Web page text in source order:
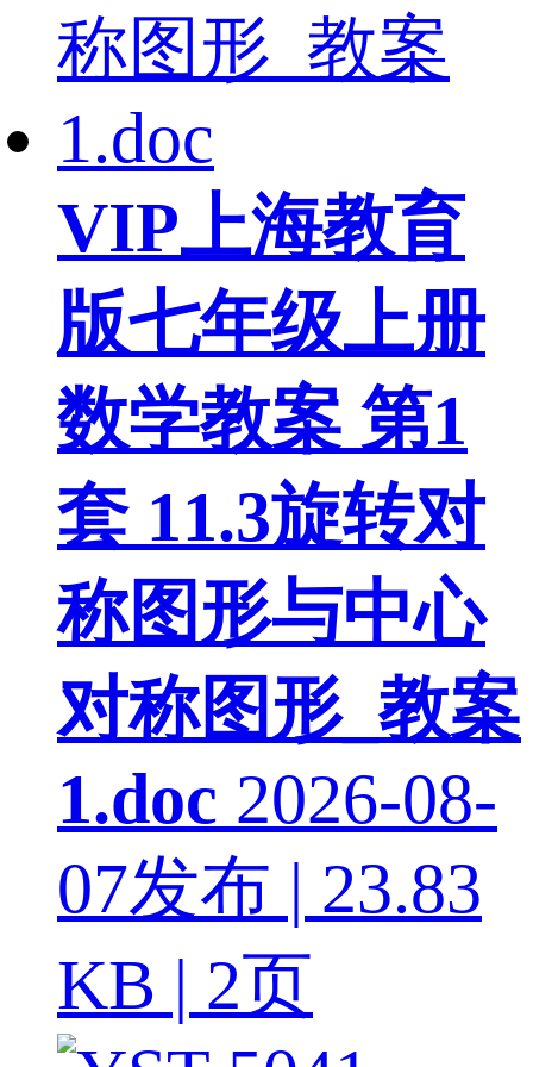
VIP上海教育
版七年级上册
数学教案 第1
套 11.3旋转对
称图形与中心
对称图形_教案
1.doc 2026-08-
07发布 | 23.83
KB | 2页